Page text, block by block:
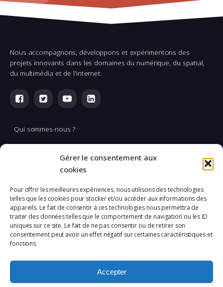
Gérer le consentement aux
cookies
Pour offrir les meilleures expériences, nous utilisons des technologies
telles que les cookies pour stocker et/ou accéder aux informations des
appareils. Le fait de consentir à ces technologies nous permettra de
traiter des données telles que le comportement de navigation ou les ID
uniques sur ce site. Le fait de ne pas consentir ou de retirer son
consentement peut avoir un effet négatif sur certaines caractéristiques et
fonctions.
Accepter
Nous accompagnons, développons et expérimentons des
projets innovants dans les domaines du numérique, du spatial,
du multimédia et de l'internet.
Qui sommes-nous ?
Réalisation & production vidéo
L'Incubation
Mentions légales